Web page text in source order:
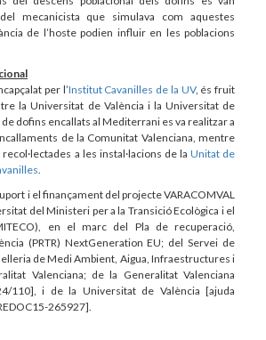
mecanicista que simulava com aquestes
de l’hoste podien influir en les poblacions
per l’Institut Cavanilles de la UV, és fruit
la Universitat de València i la Universitat de
dofins encallats al Mediterrani es va realitzar a
de la Comunitat Valenciana, mentre
a les instal·lacions de la Unitat de
.
i el finançament del projecte VARACOMVAL
del Ministeri per a la Transició Ecològica i el
en el marc del Pla de recuperació,
(PRTR) NextGeneration EU; del Servei de
de Medi Ambient, Aigua, Infraestructures i
Valenciana; de la Generalitat Valenciana
110], i de la Universitat de València [ajuda
265927].